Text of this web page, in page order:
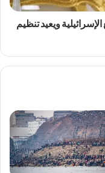
ويعيد تنظيم